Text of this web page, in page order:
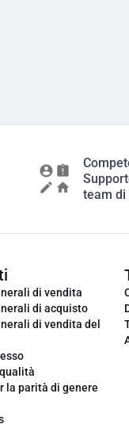
team
di vendita
di acquisto
di vendita del
la parità di genere